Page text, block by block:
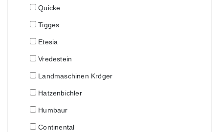
Quicke
Tigges
Etesia
Vredestein
Landmaschinen Kröger
Hatzenbichler
Humbaur
Continental